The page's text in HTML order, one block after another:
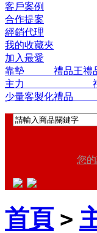
客戶案例
合作提案
經銷代理
我的收藏夾
加入最愛
靠墊 禮品王禮品
主力 禮品王
少量客製化禮品
您
首頁 >